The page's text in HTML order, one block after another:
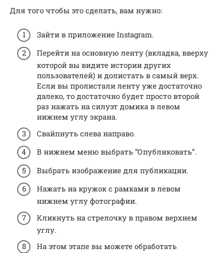
Для того чтобы это сделать, вам нужно:
Зайти в приложение Instagram.
Перейти на основную ленту (вкладка, вверху
которой вы видите истории других
пользователей) и долистать в самый верх.
Если вы пролистали ленту уже достаточно
далеко, то достаточно будет просто второй
раз нажать на силуэт домика в левом
нижнем углу экрана.
Свайпнуть слева направо.
В нижнем меню выбрать “Опубликовать”.
Выбрать изображение для публикации.
Нажать на кружок с рамками в левом
нижнем углу фотографии.
Кликнуть на стрелочку в правом верхнем
углу.
На этом этапе вы можете обработать